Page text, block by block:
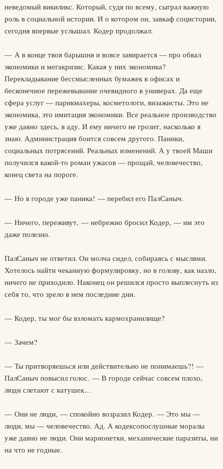
неведомый викиликс. Который, судя по всему, сыграл важную
роль в социальной истории. И о котором он, завкаф социстории,
сегодня впервые услышал. Кодер продолжал:
— А в конце твоя барышня и вовсе завирается — про обвал
экономики и мегакризис. Какая у них экономика?
Перекладывание бессмысленных бумажек в офисах и
бесконечное пережевывание очевидного в универах. Да еще
сфера услуг — парикмахеры, косметологи, визажисты. Это не
экономика, это имитация экономики. Все реальное производство
уже давно здесь, в аду. И ему ничего не грозит, насколько я
знаю. Администрация боится совсем другого. Паники,
социальных потрясений. Реальных изменений. А у твоей Маши
получился какой-то роман ужасов — прощай, человечество,
конец света на пороге.
— Но в городе уже паника! — перебил его ПалСаныч.
— Ничего, переживут, — небрежно бросил Кодер, — им это
даже полезно.
ПалСаныч не ответил. Он молча сидел, собираясь с мыслями.
Хотелось найти чеканную формулировку, но в голову, как назло,
ничего не приходило. Наконец он решился просто выплеснуть из
себя то, что зрело в нем последние дни.
— Кодер, ты мог бы взломать кармохранилище?
— Зачем?
— Ты притворяешься или действительно не понимаешь?! —
ПалСаныч повысил голос. — В городе сейчас совсем плохо,
люди слетают с катушек…
— Они не люди, — спокойно возразил Кодер. — Это мы —
люди, мы — человечество. Ад. А кодексопослушные моралы
уже давно не люди. Они марионетки, механические паразиты, ни
на что не годные.